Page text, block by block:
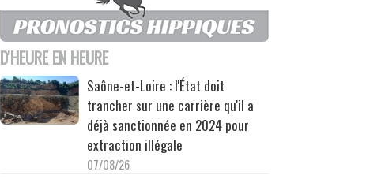
D'HEURE EN HEURE
Saône-et-Loire : l'État doit
trancher sur une carrière qu'il a
déjà sanctionnée en 2024 pour
extraction illégale
07/08/26